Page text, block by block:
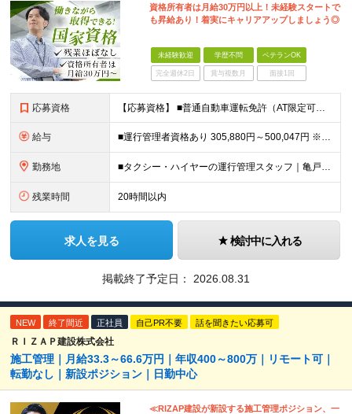
資格所有者は月給30万円以上！未経験スタートで
も昇給あり！着実にキャリアアップしましょう◎
未経験歓迎 学歴不問 ベテランOK
完全週休2日 賞与複数月 面接1回
応募資格 【応募資格】 ■普通自動車運転免許（AT限定可） ■PCの基礎知識（Excel・Wordの基本操作ができればOK） 【歓迎資格】 ■旅客運行管理者 ■衛生管理者資格 など ※各種資格所有者は優遇
給与 ■運行管理者資格あり 305,880円～500,047円 ※能力、経験考慮します。 ※残業代は別途支給いたします。 ■未経験・運行管理資格なし 265,982円～433,551円 ※能力、経験考慮し
勤務地 ■タクシー・ハイヤーの運行管理スタッフ｜亀戸 東京都 江東区 亀戸7-24-1 ■タクシー・ハイヤーの運行管理スタッフ｜船堀 東京都 江戸川区 船堀5丁目12-15 ■タクシー・ハイヤーの運行管理
残業時間 20時間以内
求人を見る 検討中に入れる
掲載終了予定日： 2026.08.31
NEW 終了間近 正社員 自己PR不要 話を聞きたい応募可
ＲＩＺＡＰ建設株式会社
施工管理｜月給33.3～66.6万円｜年収400～800万｜リモート可｜
転勤なし｜新設ポジション｜日勤中心
≪RIZAP建設が新設する施工管理ポジション、一